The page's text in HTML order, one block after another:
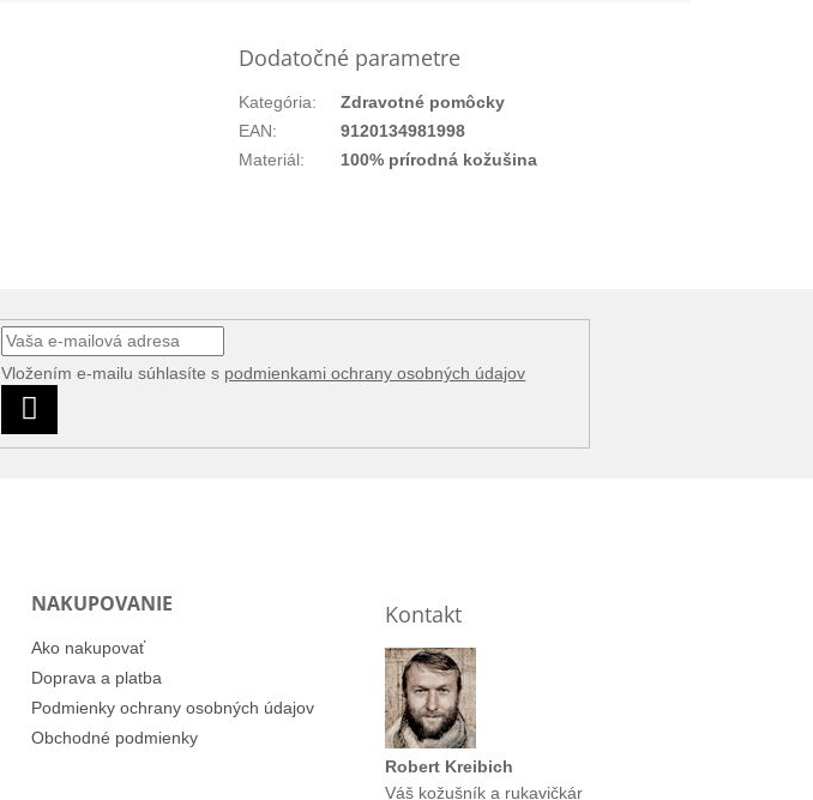
Dodatočné parametre
Kategória:
Zdravotné pomôcky
EAN:
9120134981998
Materiál: 100% prírodná kožušina
Vložením e-mailu súhlasíte s podmienkami ochrany osobných údajov
SA
NAKUPOVANIE
Ako nakupovať
Doprava a platba
Podmienky ochrany osobných údajov
Obchodné podmienky
Kontakt
Robert Kreibich
Váš kožušník a rukavičkár